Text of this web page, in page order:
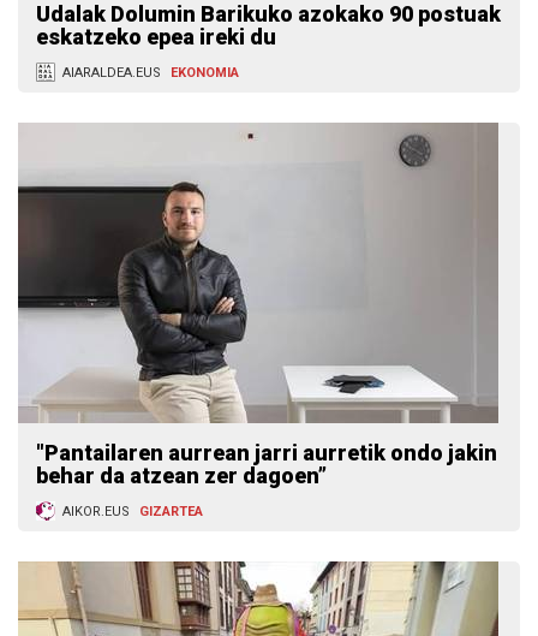
Udalak Dolumin Barikuko azokako 90 postuak
eskatzeko epea ireki du
AIARALDEA.EUS EKONOMIA
"Pantailaren aurrean jarri aurretik ondo jakin
behar da atzean zer dagoen”
AIKOR.EUS GIZARTEA